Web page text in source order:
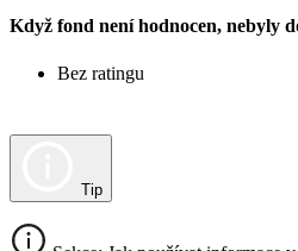
Když fond není hodnocen, nebyly
Bez ratingu
Tip